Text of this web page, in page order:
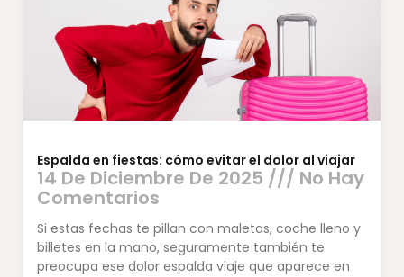
Espalda en fiestas: cómo evitar el dolor al viajar
14 De Diciembre De 2025 No Hay
Comentarios
Si estas fechas te pillan con maletas, coche lleno y
billetes en la mano, seguramente también te
preocupa ese dolor espalda viaje que aparece en